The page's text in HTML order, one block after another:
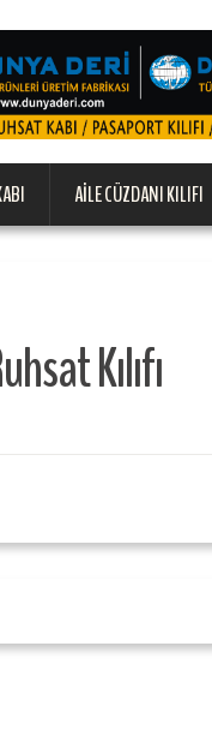
AILE CÜZDANI KILIFI
Kılıfı